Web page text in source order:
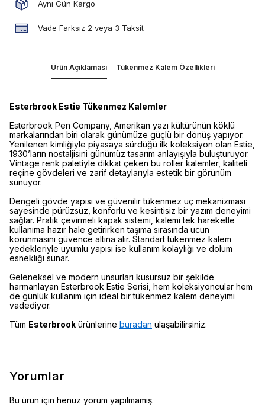
Aynı Gün Kargo
Vade Farksız 2 veya 3 Taksit
Ürün Açıklaması Tükenmez Kalem Özellikleri
Esterbrook Estie Tükenmez Kalemler
Esterbrook Pen Company, Amerikan yazı kültürünün köklü
markalarından biri olarak günümüze güçlü bir dönüş yapıyor.
Yenilenen kimliğiyle piyasaya sürdüğü ilk koleksiyon olan Estie,
1930’ların nostaljisini günümüz tasarım anlayışıyla buluşturuyor.
Vintage renk paletiyle dikkat çeken bu roller kalemler, kaliteli
reçine gövdeleri ve zarif detaylarıyla estetik bir görünüm
sunuyor.
Dengeli gövde yapısı ve güvenilir tükenmez uç mekanizması
sayesinde pürüzsüz, konforlu ve kesintisiz bir yazım deneyimi
sağlar. Pratik çevirmeli kapak sistemi, kalemi tek hareketle
kullanıma hazır hale getirirken taşıma sırasında ucun
korunmasını güvence altına alır. Standart tükenmez kalem
yedekleriyle uyumlu yapısı ise kullanım kolaylığı ve dolum
esnekliği sunar.
Geleneksel ve modern unsurları kusursuz bir şekilde
harmanlayan Esterbrook Estie Serisi, hem koleksiyoncular hem
de günlük kullanım için ideal bir tükenmez kalem deneyimi
vadediyor.
Tüm Esterbrook ürünlerine buradan ulaşabilirsiniz.
Yorumlar
Bu ürün için henüz yorum yapılmamış.